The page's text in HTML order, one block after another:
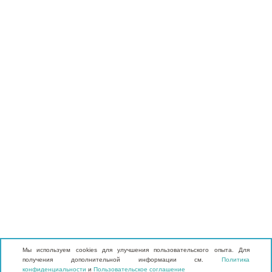
Мы используем cookies для улучшения пользовательского опыта. Для
получения дополнительной информации см. Политика
конфиденциальности и Пользовательское соглашение